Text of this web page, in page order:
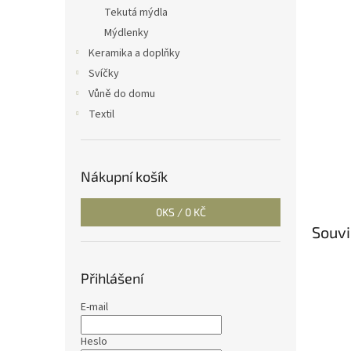
Tekutá mýdla
Mýdlenky
Keramika a doplňky
Svíčky
Vůně do domu
Textil
Nákupní košík
0KS / 0 KČ
Přihlášení
E-mail
Heslo